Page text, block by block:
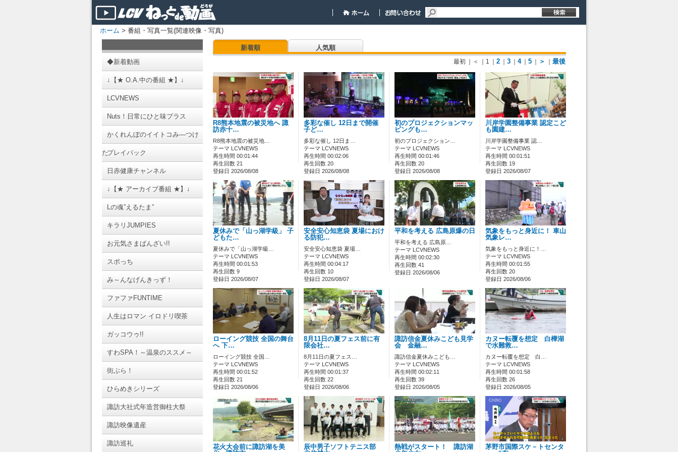
ホーム > 番組・写真一覧(関連映像・写真)
◆新着動画
↓【★ O.A.中の番組 ★】↓
LCVNEWS
Nuts！日常にひと味プラス
かくれんぼのイイトコみ―つけ
たプレイバック
日赤健康チャンネル
↓【★ アーカイブ番組 ★】↓
Lの魂”えるたま”
キラリJUMPIES
お元気さまばんざい!!
スポっち
み～んなげんきっず！
ファファFUNTIME
人生はロマン イロドリ喫茶
ガッコウゥ!!
すわSPA！～温泉のススメ～
街ぶら！
ひらめきシリーズ
諏訪大社式年造営御柱大祭
諏訪映像遺産
諏訪巡礼
新着順 人気順
最初 ｜＜ ｜1 2 3 4 5 ＞ 最後
R8熊本地震の被災地へ 諏
訪赤十…
R8熊本地震の被災地…
テーマ LCVNEWS
再生時間 00:01:44
再生回数 21
登録日 2026/08/08
多彩な催し 12日まで開催
子ど…
多彩な催し 12日ま…
テーマ LCVNEWS
再生時間 00:02:06
再生回数 20
登録日 2026/08/08
初のプロジェクションマッ
ピングも…
初のプロジェクション…
テーマ LCVNEWS
再生時間 00:01:46
再生回数 20
登録日 2026/08/08
川岸学園整備事業 認定こど
も園建…
川岸学園整備事業 認…
テーマ LCVNEWS
再生時間 00:01:51
再生回数 19
登録日 2026/08/07
夏休みで「山っ湖学級」 子
どもた…
夏休みで「山っ湖学級…
テーマ LCVNEWS
再生時間 00:01:53
再生回数 9
登録日 2026/08/07
安全安心知恵袋 夏場におけ
る防犯…
安全安心知恵袋 夏場…
テーマ LCVNEWS
再生時間 00:04:17
再生回数 10
登録日 2026/08/07
平和を考える 広島原爆の日
平和を考える 広島原…
テーマ LCVNEWS
再生時間 00:02:30
再生回数 41
登録日 2026/08/06
気象をもっと身近に！ 車山
気象レ…
気象をもっと身近に！…
テーマ LCVNEWS
再生時間 00:01:55
再生回数 20
登録日 2026/08/06
ローイング競技 全国の舞台
へ 下…
ローイング競技 全国…
テーマ LCVNEWS
再生時間 00:01:52
再生回数 21
登録日 2026/08/06
8月11日の夏フェス前に有
限会社…
8月11日の夏フェス…
テーマ LCVNEWS
再生時間 00:01:37
再生回数 22
登録日 2026/08/06
諏訪信金夏休みこども見学
会 金融…
諏訪信金夏休みこども…
テーマ LCVNEWS
再生時間 00:02:11
再生回数 39
登録日 2026/08/05
カヌー転覆を想定 白樺湖
で水難救…
カヌー転覆を想定 白…
テーマ LCVNEWS
再生時間 00:01:58
再生回数 26
登録日 2026/08/05
花火大会前に諏訪湖を美
辰中男子ソフトテニス部
熱戦がスタート！ 諏訪湖
茅野市国際スケ－トセンタ